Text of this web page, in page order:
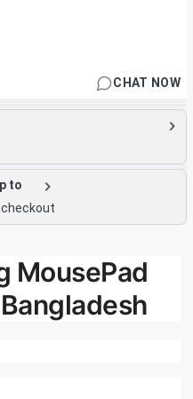
CHAT NOW
to
MousePad